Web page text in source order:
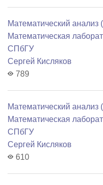
Математический анализ
Математичеcкая
СПбГУ
Сергей Кисляков
789
Математический анализ
Математичеcкая
СПбГУ
Сергей Кисляков
610